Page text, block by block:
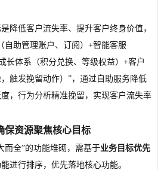
降低客户流失率、提升客户终身价值，
自助管理账户、订阅）+智能客服
长体系（积分兑换、等级权益）+客户
触发挽留动作）”，通过自助服务降低
，行为分析精准挽留，实现客户流失率
保资源聚焦核心目标
而全”的功能堆砌，需基于业务目标优先
进行排序，优先落地核心功能。